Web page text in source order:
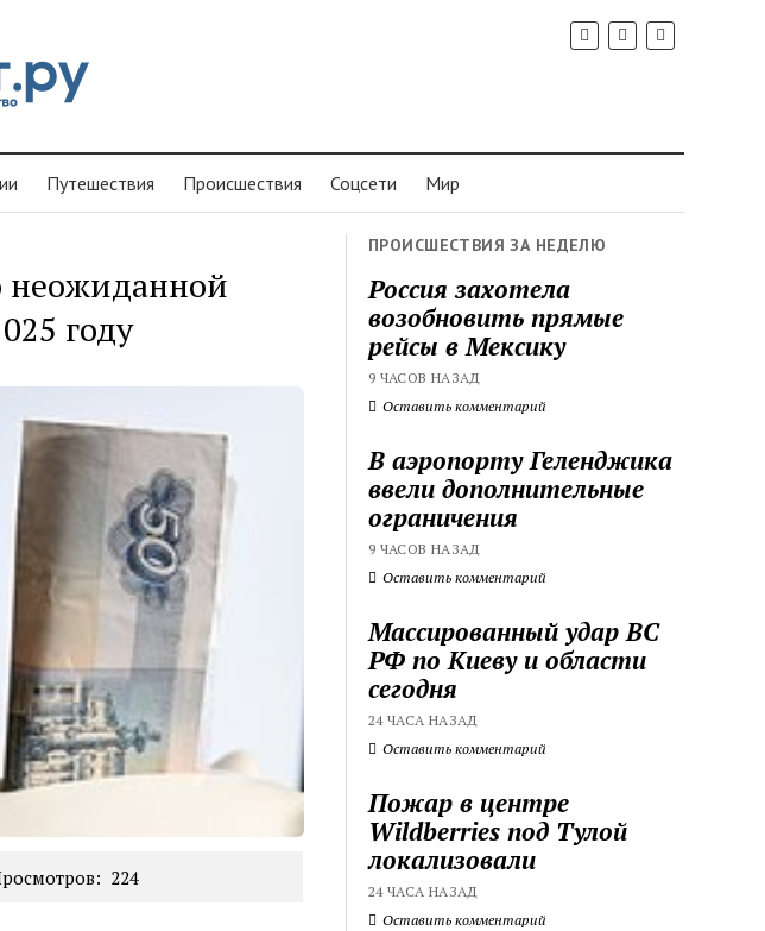
Путешествия Проиcшествия Соцсети Мир
неожиданной
году
224
ПРОИСШЕСТВИЯ ЗА НЕДЕЛЮ
Россия захотела
возобновить прямые
рейсы в Мексику
9 ЧАСОВ НАЗАД
Оставить комментарий
В аэропорту Геленджика
ввели дополнительные
ограничения
9 ЧАСОВ НАЗАД
Оставить комментарий
Массированный удар ВС
РФ по Киеву и области
сегодня
24 ЧАСА НАЗАД
Оставить комментарий
Пожар в центре
Wildberries под Тулой
локализовали
24 ЧАСА НАЗАД
Оставить комментарий